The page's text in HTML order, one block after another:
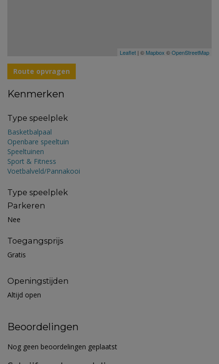
Leaflet | © Mapbox ©OpenStreetMap
Route opvragen
Kenmerken
Type speelplek
Basketbalpaal
Openbare speeltuin
Speeltuinen
Sport & Fitness
Voetbalveld/Pannakooi
Type speelplek
Parkeren
Nee
Toegangsprijs
Gratis
Openingstijden
Altijd open
Beoordelingen
Nog geen beoordelingen geplaatst